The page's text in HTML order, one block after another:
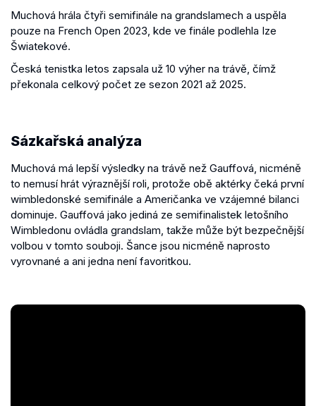
Muchová hrála čtyři semifinále na grandslamech a uspěla
pouze na French Open 2023, kde ve finále podlehla Ize
Šwiatekové.
Česká tenistka letos zapsala už 10 výher na trávě, čímž
překonala celkový počet ze sezon 2021 až 2025.
Sázkařská analýza
Muchová má lepší výsledky na trávě než Gauffová, nicméně
to nemusí hrát výraznější roli, protože obě aktérky čeká první
wimbledonské semifinále a Američanka ve vzájemné bilanci
dominuje. Gauffová jako jediná ze semifinalistek letošního
Wimbledonu ovládla grandslam, takže může být bezpečnější
volbou v tomto souboji. Šance jsou nicméně naprosto
vyrovnané a ani jedna není favoritkou.